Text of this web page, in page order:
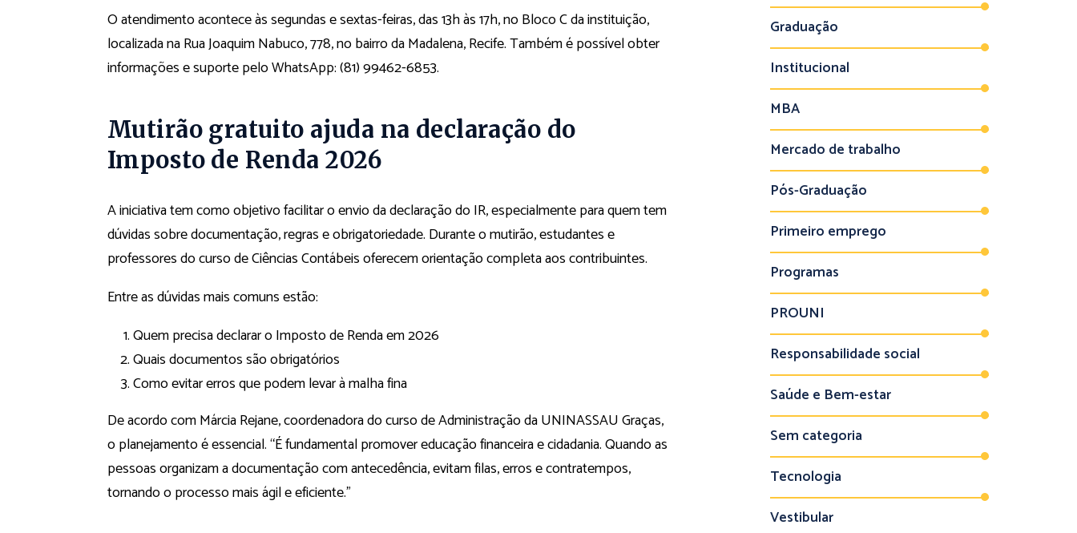
O atendimento acontece às segundas e sextas-feiras, das 13h às 17h, no Bloco C da instituição,
localizada na Rua Joaquim Nabuco, 778, no bairro da Madalena, Recife. Também é possível obter
informações e suporte pelo WhatsApp: (81) 99462-6853.
Mutirão gratuito ajuda na declaração do
Imposto de Renda 2026
A iniciativa tem como objetivo facilitar o envio da declaração do IR, especialmente para quem tem
dúvidas sobre documentação, regras e obrigatoriedade. Durante o mutirão, estudantes e
professores do curso de Ciências Contábeis oferecem orientação completa aos contribuintes.
Entre as dúvidas mais comuns estão:
Quem precisa declarar o Imposto de Renda em 2026
Quais documentos são obrigatórios
Como evitar erros que podem levar à malha fina
De acordo com Márcia Rejane, coordenadora do curso de Administração da UNINASSAU Graças,
o planejamento é essencial. “É fundamental promover educação financeira e cidadania. Quando as
pessoas organizam a documentação com antecedência, evitam filas, erros e contratempos,
tornando o processo mais ágil e eficiente.”
Graduação
Institucional
MBA
Mercado de trabalho
Pós-Graduação
Primeiro emprego
Programas
PROUNI
Responsabilidade social
Saúde e Bem-estar
Sem categoria
Tecnologia
Vestibular